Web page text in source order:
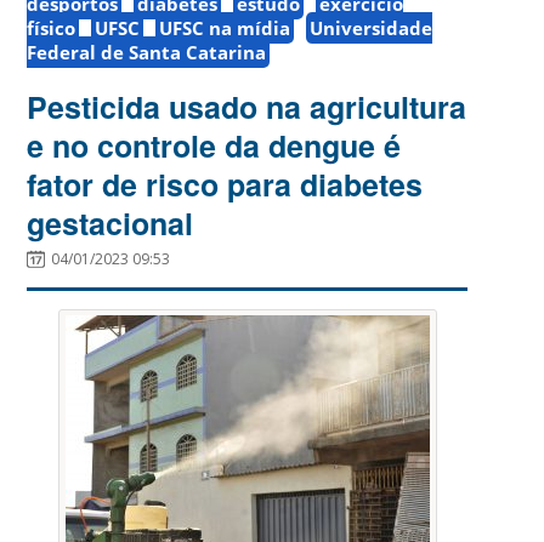
físico
UFSC UFSC na mídia
Universidade
Federal de Santa Catarina
Pesticida usado na agricultura
e no controle da dengue é
fator de risco para diabetes
gestacional
04/01/2023 09:53